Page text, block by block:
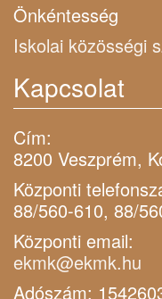
Önkéntesség
Iskolai közösségi
Kapcsolat
Cím:
8200 Veszprém,
Központi
88/560-610, 88/
Központi email:
ekmk@ekmk.hu
Adószám: